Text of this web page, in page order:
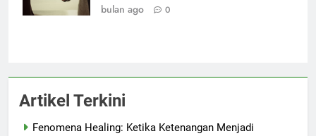
bulan ago
0
Artikel Terkini
Fenomena Healing: Ketika Ketenangan Menjadi